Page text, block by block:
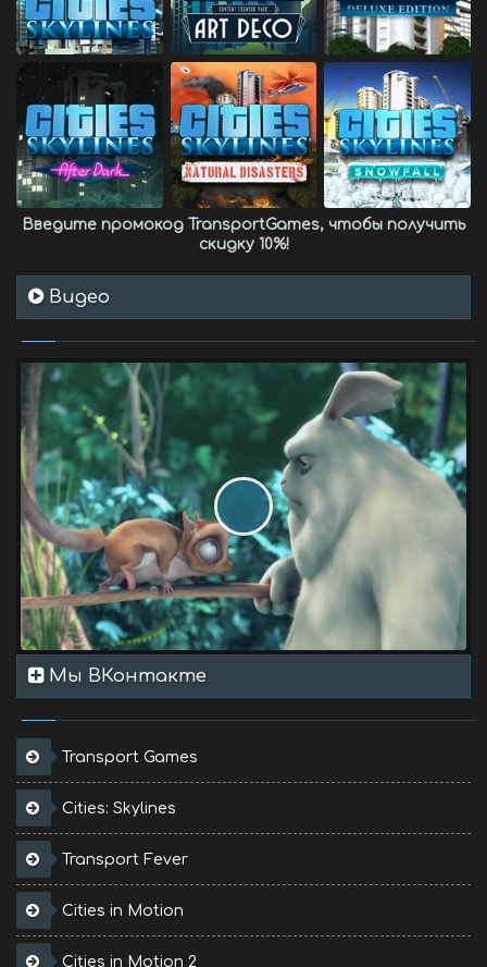
Введите промокод TransportGames, чтобы получить
скидку 10%!
Видео
Мы ВКонтакте
Transport Games
Cities: Skylines
Transport Fever
Cities in Motion
Cities in Motion 2